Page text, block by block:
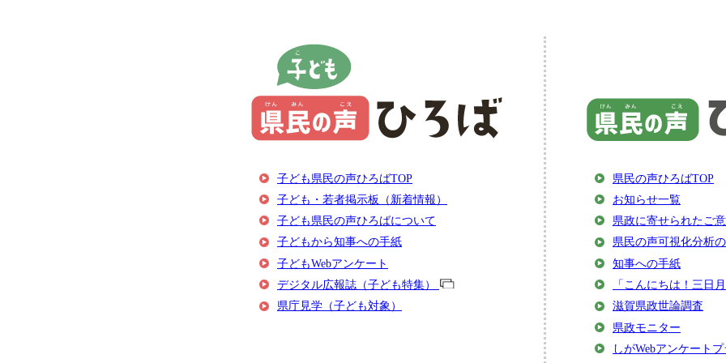
子ども県民の声ひろばTOP
子ども・若者掲示板（新着情報）
子ども県民の声ひろばについて
子どもから知事への手紙
子どもWebアンケート
デジタル広報誌（子ども特集）
県庁見学（子ども対象）
県民の声ひろばTOP
お知らせ一覧
県政に寄せられたご
県民の声可視化分析
知事への手紙
「こんにちは！三日
滋賀県政世論調査
県政モニター
しがWebアンケート